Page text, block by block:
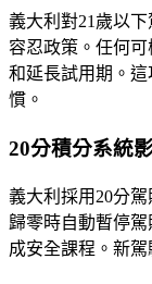
義大利對21歲以
容忍政策。任何
和延長試用期。
慣。
20分積分系統
義大利採用20分
歸零時自動暫停
成安全課程。新